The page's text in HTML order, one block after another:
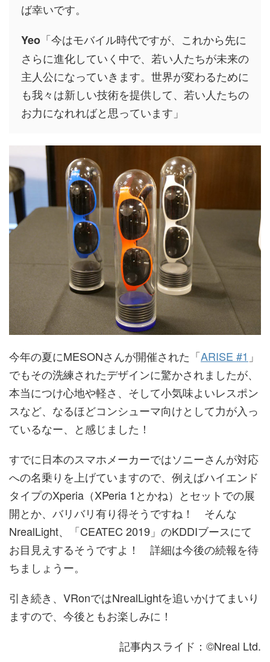
ば幸いです。
Yeo 「今はモバイル時代ですが、これから先に
さらに進化していく中で、若い人たちが未来の
主人公になっていきます。世界が変わるために
も我々は新しい技術を提供して、若い人たちの
お力になれればと思っています」
今年の夏にMESONさんが開催された「ARISE #1 」
でもその洗練されたデザインに驚かされましたが、
本当につけ心地や軽さ、そして小気味よいレスポン
スなど、なるほどコンシューマ向けとして力が入っ
ているなー、と感じました！
すでに日本のスマホメーカーではソニーさんが対応
への名乗りを上げていますので、例えばハイエンド
タイプのXperia（XPeria 1とかね）とセットでの展
開とか、バリバリ有り得そうですね！ そんな
NrealLight、「CEATEC 2019」のKDDIブースにて
お目見えするそうですよ！ 詳細は今後の続報を待
ちましょうー。
引き続き、VRonではNrealLightを追いかけてまいり
ますので、今後ともお楽しみに！
記事内スライド：©Nreal Ltd.